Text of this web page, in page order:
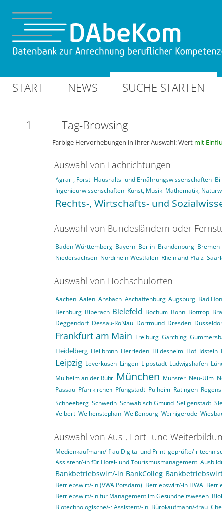
START NEWS SUCHE STARTEN
1 Tag-Browsing
Farbige Hervorhebungen in Ihrer Auswahl: Wert mit
Auswahl von Fachrichtungen
Agrar-, Forst- Haushalts- und Ernährungswissenschaften
Ingenieurwissenschaften Kunst, Musik Mathematik,
Rechts-, Wirtschafts- und
Auswahl von Bundesländern oder
Baden-Württemberg Bayern Berlin Brandenburg Bremen
Niedersachsen Nordrhein-Westfalen Rheinland-Pfalz
Auswahl von Hochschulorten
Aachen Aalen Ansbach Aschaffenburg Augsburg Bad
Bernburg Biberach Bielefeld Bochum Bonn Bottrop
Deggendorf Dessau-Roßlau Dortmund Dresden
Frankfurt am Main Freiburg Garching
Heidelberg Heilbronn Herrieden Hildesheim Hof Idstein
Leipzig Leverkusen Lingen Lippstadt Ludwigshafen
Mülheim an der Ruhr München Münster Neu-Ulm
Passau Pfarrkirchen Pfungstadt Pulheim Ratingen
Schneeberg Schwerin Schwäbisch Gmünd Seligenstadt
Velbert Weihenstephan Weißenburg Wernigerode
Auswahl von Aus-, Fort- und
Medienkaufmann/-frau Digital und Print geprüfte/-r
Assistent/-in für Hotel- und Tourismusmanagement
Bankbetriebswirt/-in BankColleg
Betriebswirt/-in (VWA Potsdam) Betriebswirt/-in HWA
Betriebswirt/-in für Management im Gesundheitswesen
Biotechnologische/-r Assistent/-in Bürokaufmann/-frau